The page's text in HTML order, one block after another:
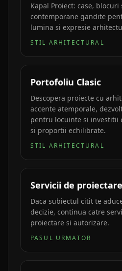
Kapal Proiect: case,
contemporane gandite
lumina si expresie
STIL ARHITECTURAL
Portofoliu Clasic
Descopera proiecte cu
accente atemporale,
pentru locuinte si investitii
si proportii echilibrate.
STIL ARHITECTURAL
Servicii de proiectare
Daca subiectul citit te
decizie, continua catre
proiectare si autorizare.
PASUL URMATOR